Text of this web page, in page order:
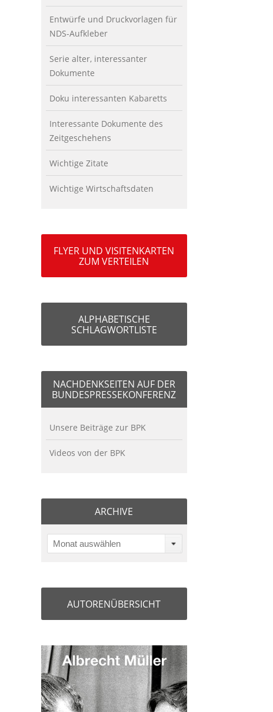
Entwürfe und Druckvorlagen für
NDS-Aufkleber
Serie alter, interessanter
Dokumente
Doku interessanten Kabaretts
Interessante Dokumente des
Zeitgeschehens
Wichtige Zitate
Wichtige Wirtschaftsdaten
FLYER UND VISITENKARTEN
ZUM VERTEILEN
ALPHABETISCHE
SCHLAGWORTLISTE
NACHDENKSEITEN AUF DER
BUNDESPRESSEKONFERENZ
Unsere Beiträge zur BPK
Videos von der BPK
ARCHIVE
Monat auswählen
AUTORENÜBERSICHT